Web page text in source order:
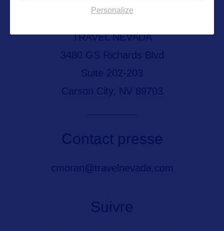
Adresse aux USA :
TRAVEL NEVADA
3480 GS Richards Blvd
Suite 202-203
Carson City, NV 89703
Contact presse
cmoran@travelnevada.com
Suivre
Personalize